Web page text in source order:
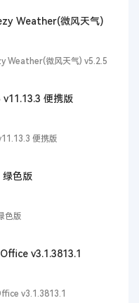
Weather(微风天气)
Weather(微风天气) v5.2.5
便携版
便携版
绿色版
色版
v3.1.3813.1
v3.1.3813.1